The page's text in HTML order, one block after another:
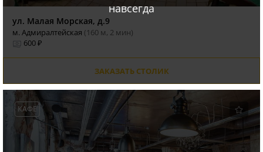
навсегда
ул. Малая Морская, д.9
м. Адмиралтейская (160 м, 2 мин)
600 ₽
ЗАКАЗАТЬ СТОЛИК
КАФЕ